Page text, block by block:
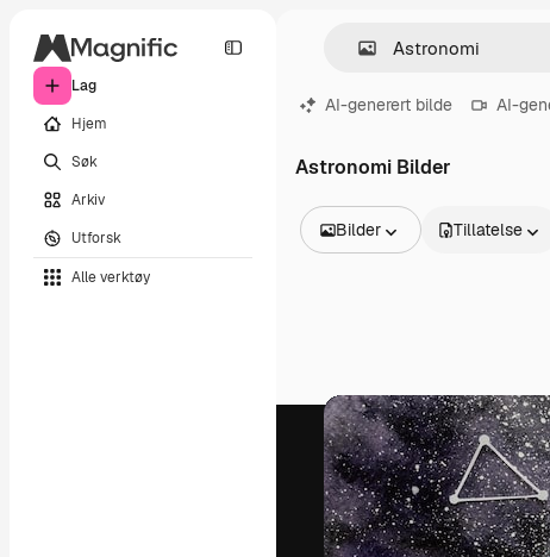
Lag
Hjem
Søk
Arkiv
Utforsk
Alle verktøy
AI-generert bilde AI-
Astronomi Bilder
Bilder
Videoer
Opptak
Bevegelsesgrafikk
Videomaler
Ikoner
3D-modeller
Skrifter
Tillatelse
Den kreative